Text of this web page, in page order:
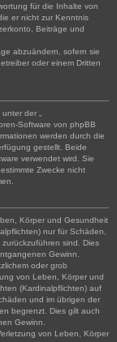
für die Inhalte von
er nicht zur Kenntnis
Beiträge und
abzuändern, sofern sie
oder einem Dritten
der „
Software von phpBB
werden durch die
gestellt. Beide
verwendet wird. Sie
Zwecke nicht
Körper und Gesundheit
nur für Schäden,
sind. Dies
Gewinn.
oder grob
von Leben, Körper und
(Kardinalpflichten) auf
und im übrigen der
begrenzt. Dies gilt auch
Gewinn.
von Leben, Körper